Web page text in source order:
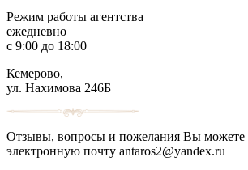
Режим работы агентства
ежедневно
с 9:00 до 18:00
Кемерово,
ул. Нахимова 246Б
Отзывы, вопросы и пожелания Вы можете
электронную почту antaros2@yandex.ru